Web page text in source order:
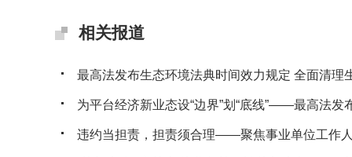
相关报道
最高法发布生态环境法典时间效力规定 全面清理
为平台经济新业态设“边界”划“底线”——最高法发
违约当担责，担责须合理——聚焦事业单位工作